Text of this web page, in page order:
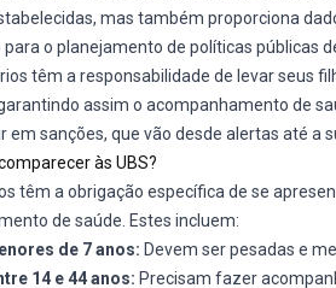
mas também proporciona
o planejamento de políticas públicas
têm a responsabilidade de levar seus
assim o acompanhamento de
em sanções, que vão desde alertas até a
às UBS?
têm a obrigação específica de se
de saúde. Estes incluem:
de 7 anos: Devem ser pesadas e
14 e 44 anos: Precisam fazer